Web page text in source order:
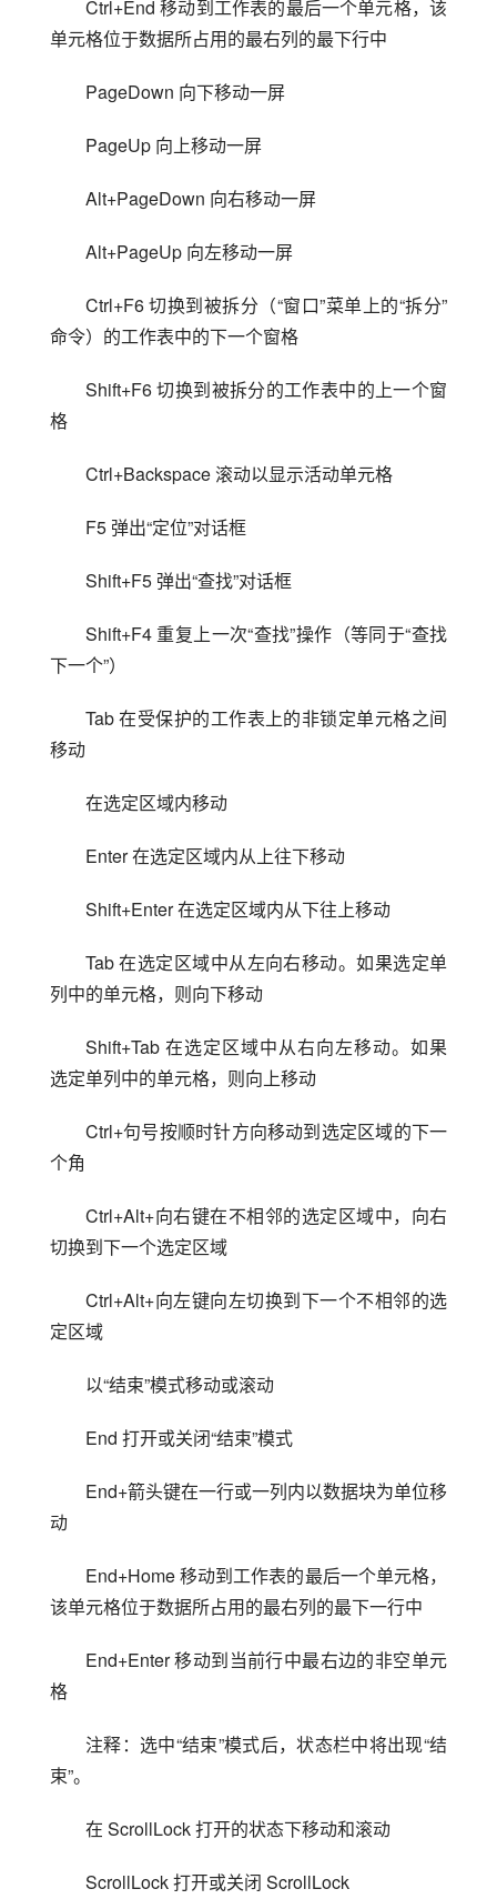
Ctrl+End 移动到工作表的最后一个单元格，该
单元格位于数据所占用的最右列的最下行中
PageDown 向下移动一屏
PageUp 向上移动一屏
Alt+PageDown 向右移动一屏
Alt+PageUp 向左移动一屏
Ctrl+F6 切换到被拆分（“窗口”菜单上的“拆分”
命令）的工作表中的下一个窗格
Shift+F6 切换到被拆分的工作表中的上一个窗
格
Ctrl+Backspace 滚动以显示活动单元格
F5 弹出“定位”对话框
Shift+F5 弹出“查找”对话框
Shift+F4 重复上一次“查找”操作（等同于“查找
下一个”）
Tab 在受保护的工作表上的非锁定单元格之间
移动
在选定区域内移动
Enter 在选定区域内从上往下移动
Shift+Enter 在选定区域内从下往上移动
Tab 在选定区域中从左向右移动。如果选定单
列中的单元格，则向下移动
Shift+Tab 在选定区域中从右向左移动。如果
选定单列中的单元格，则向上移动
Ctrl+句号按顺时针方向移动到选定区域的下一
个角
Ctrl+Alt+向右键在不相邻的选定区域中，向右
切换到下一个选定区域
Ctrl+Alt+向左键向左切换到下一个不相邻的选
定区域
以“结束”模式移动或滚动
End 打开或关闭“结束”模式
End+箭头键在一行或一列内以数据块为单位移
动
End+Home 移动到工作表的最后一个单元格，
该单元格位于数据所占用的最右列的最下一行中
End+Enter 移动到当前行中最右边的非空单元
格
注释：选中“结束”模式后，状态栏中将出现“结
束”。
在 ScrollLock 打开的状态下移动和滚动
ScrollLock 打开或关闭 ScrollLock